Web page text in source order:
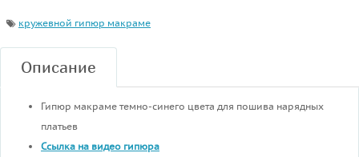
кружевной гипюр макраме
Описание
Гипюр макраме темно-синего цвета для пошива нарядных
платьев
Ссылка на видео гипюра